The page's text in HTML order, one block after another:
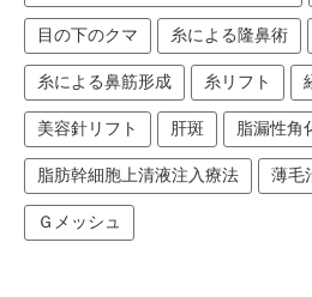
目の下のクマ 糸による隆鼻術
糸による鼻筋形成 糸リフト
美容針リフト 肝斑 脂漏性角
脂肪幹細胞上清液注入療法 薄毛
Ｇメッシュ